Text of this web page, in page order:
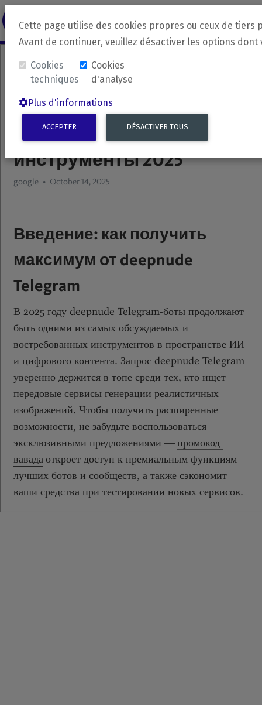
revirada Langue source Langue
Cette page utilise des cookies propres ou ceux de
Avant de continuer, veuillez désactiver les options dont
Cookies
techniques
Cookies
d'analyse
Plus d'informations
ACCEPTER DÉSACTIVER TOUS